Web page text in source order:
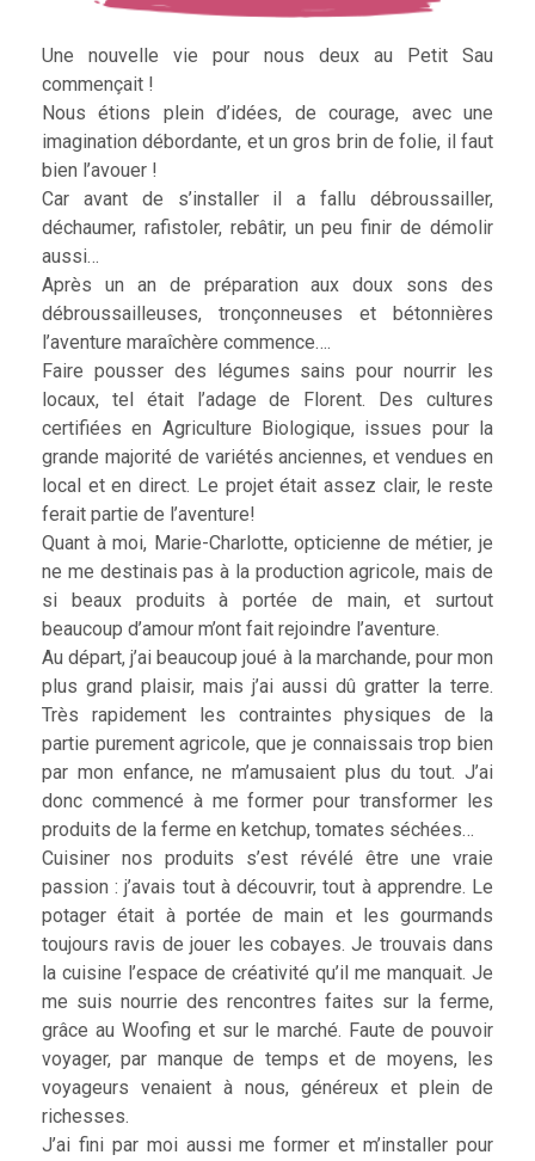
Une nouvelle vie pour nous deux au Petit Sau
commençait !
Nous étions plein d’idées, de courage, avec une
imagination débordante, et un gros brin de folie, il faut
bien l’avouer !
Car avant de s’installer il a fallu débroussailler,
déchaumer, rafistoler, rebâtir, un peu finir de démolir
aussi…
Après un an de préparation aux doux sons des
débroussailleuses, tronçonneuses et bétonnières
l’aventure maraîchère commence….
Faire pousser des légumes sains pour nourrir les
locaux, tel était l’adage de Florent. Des cultures
certifiées en Agriculture Biologique, issues pour la
grande majorité de variétés anciennes, et vendues en
local et en direct. Le projet était assez clair, le reste
ferait partie de l’aventure!
Quant à moi, Marie-Charlotte, opticienne de métier, je
ne me destinais pas à la production agricole, mais de
si beaux produits à portée de main, et surtout
beaucoup d’amour m’ont fait rejoindre l’aventure.
Au départ, j’ai beaucoup joué à la marchande, pour mon
plus grand plaisir, mais j’ai aussi dû gratter la terre.
Très rapidement les contraintes physiques de la
partie purement agricole, que je connaissais trop bien
par mon enfance, ne m’amusaient plus du tout. J’ai
donc commencé à me former pour transformer les
produits de la ferme en ketchup, tomates séchées…
Cuisiner nos produits s’est révélé être une vraie
passion : j’avais tout à découvrir, tout à apprendre. Le
potager était à portée de main et les gourmands
toujours ravis de jouer les cobayes. Je trouvais dans
la cuisine l’espace de créativité qu’il me manquait. Je
me suis nourrie des rencontres faites sur la ferme,
grâce au Woofing et sur le marché. Faute de pouvoir
voyager, par manque de temps et de moyens, les
voyageurs venaient à nous, généreux et plein de
richesses.
J’ai fini par moi aussi me former et m’installer pour